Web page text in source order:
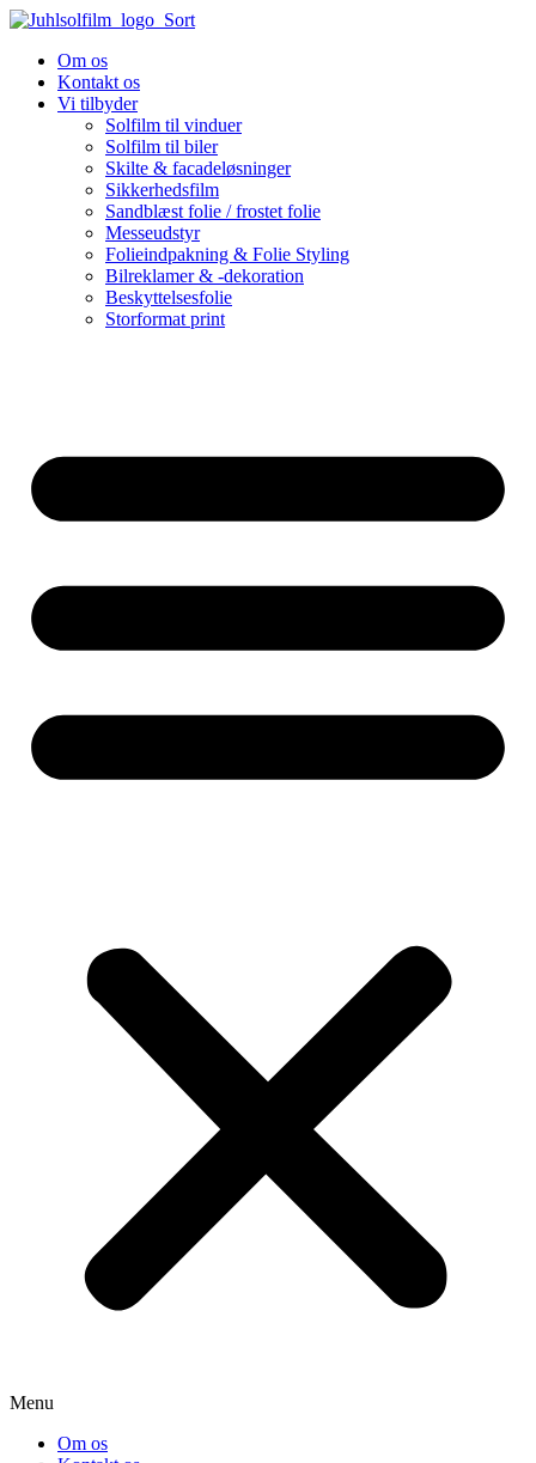
Skip
contentOm os
Kontakt os
Vi tilbyder
Solfilm til vinduer
Solfilm til biler
Skilte & facadeløsninger
Sikkerhedsfilm
Sandblæst folie / frostet folie
Messeudstyr
Folieindpakning & Folie Styling
Bilreklamer & -dekoration
Beskyttelsesfolie
Storformat print
Menu
Om os